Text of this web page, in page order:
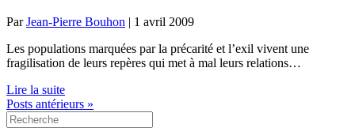
ParJean-Pierre Bouhon | 1 avril 2009
Les populations marquées par la précarité et l’exil vivent une
fragilisation de leurs repères qui met à mal leurs relations…
Lire la suite
Posts antérieurs »